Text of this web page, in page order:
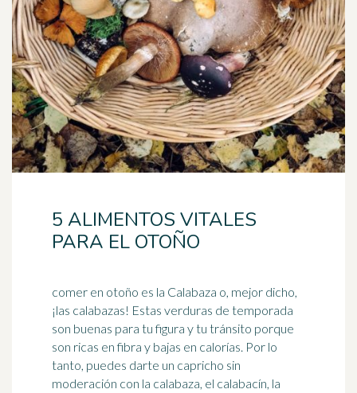
5 ALIMENTOS VITALES
PARA EL OTOÑO
comer en otoño es la Calabaza o, mejor dicho,
¡las calabazas! Estas verduras de temporada
son buenas para tu figura y tu tránsito porque
son ricas enfibra y bajas en calorías. Por lo
tanto, puedes darte un capricho sin
moderación con la calabaza, el calabacín, la